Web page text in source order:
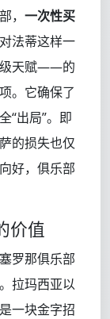
， 一次性买
法蒂这样一
天赋——的
。它确保了
“出局”。即
的损失也仅
好，俱乐部
价值
罗那俱乐部
拉玛西亚以
一块金字招